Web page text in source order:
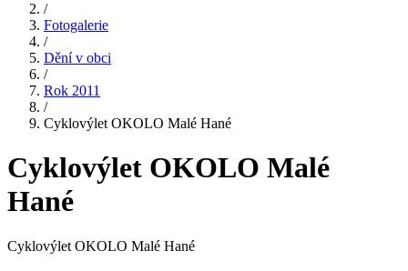
/
Fotogalerie
/
Dění v obci
/
Rok 2011
/
Cyklovýlet OKOLO Malé Hané
Cyklovýlet OKOLO Malé
Hané
Cyklovýlet OKOLO Malé Hané